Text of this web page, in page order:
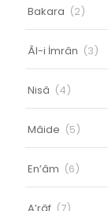
Bakara (2)
Âl-i İmrân (3)
Nisâ (4)
Mâide (5)
En’âm (6)